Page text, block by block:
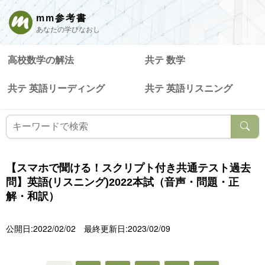
mm参考書
あなたの学びなおし
高校数学の解法 共テ 数学
共テ 英語リーディング 共テ 英語リスニング
【スマホで聞ける！スクリプト付き共通テスト過去
問】英語(リスニング)2022本試（音声・問題・正
解・和訳）
公開日:2022/02/02 最終更新日:2023/02/09